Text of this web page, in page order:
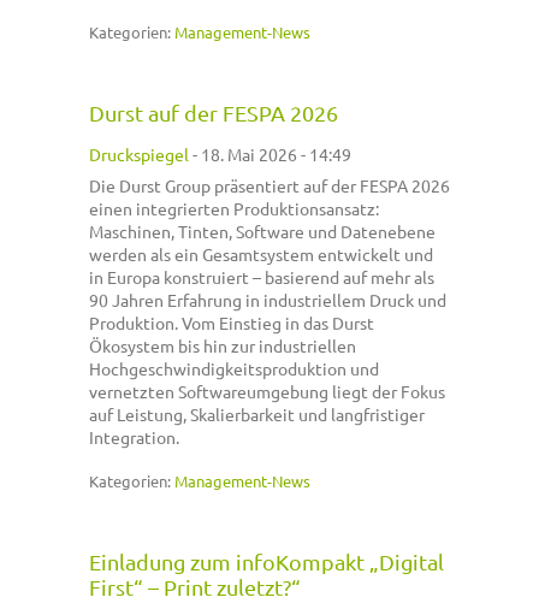
Kategorien: Management-News
Durst auf der FESPA 2026
Druckspiegel - 18. Mai 2026 - 14:49
Die Durst Group präsentiert auf der FESPA 2026
einen integrierten Produktionsansatz:
Maschinen, Tinten, Software und Datenebene
werden als ein Gesamtsystem entwickelt und
in Europa konstruiert – basierend auf mehr als
90 Jahren Erfahrung in industriellem Druck und
Produktion. Vom Einstieg in das Durst
Ökosystem bis hin zur industriellen
Hochgeschwindigkeitsproduktion und
vernetzten Softwareumgebung liegt der Fokus
auf Leistung, Skalierbarkeit und langfristiger
Integration.
Kategorien: Management-News
Einladung zum infoKompakt „Digital
First“ – Print zuletzt?“